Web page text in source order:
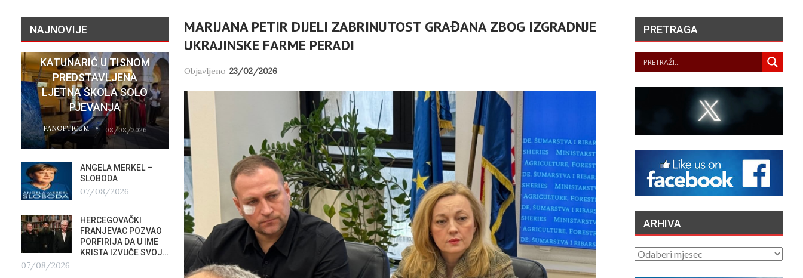
MARIJANA PETIR DIJELI ZABRINUTOST GRAĐANA ZBOG IZGRADNJE
UKRAJINSKE FARME PERADI
Objavljeno 23/02/2026
NAJNOVIJE
KATUNARIĆ U TISNOM
PREDSTAVLJENA
LJETNA ŠKOLA SOLO
PJEVANJA
PANOPTICUM 08/08/2026
ANGELA MERKEL –
SLOBODA
07/08/2026
HERCEGOVAČKI
FRANJEVAC POZVAO
PORFIRIJA DA U IME
KRISTA IZVUČE SVOJ…
07/08/2026
„NASELJAVANJE
HRVATSKIH OTOKA
MIGRANTIMA″ – OSVRT
05/08/2026
VATROGASCI
APELIRAJU – ZBOG
SIGURNOSTI PILOTA
CANADERA NE
KORISTITE…
04/08/2026
TAJNE DUBINA: ZAŠTO
ORKE NAMJERNO
POTAPAJU JEDRILICE?
MOBILNI TURIZAM
REPUBLIKE HRVATSKE
PANOPTICUM 02/08/2026
SUBOTIČKU KASTU
KRASI MANJAK
DEMOKRATSKIH
VRIJEDNOSTI I
PLURALIZMA –…
01/08/2026
HRVATSKA POVIJEST
POD KONTROLOM
SRPSKE POLITIKE
LJETNA ŠKOLA SOLO
ANGELA MERKEL –
SLOBODA
07/08/2026
HERCEGOVAČKI
FRANJEVAC POZVAO
PORFIRIJA DA U IME
KRISTA IZVUČE SVOJ…
07/08/2026
PRETRAGA
ARHIVA
ARHIVA